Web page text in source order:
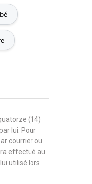
(14)
lui. Pour
courrier ou
effectué au
utilisé lors